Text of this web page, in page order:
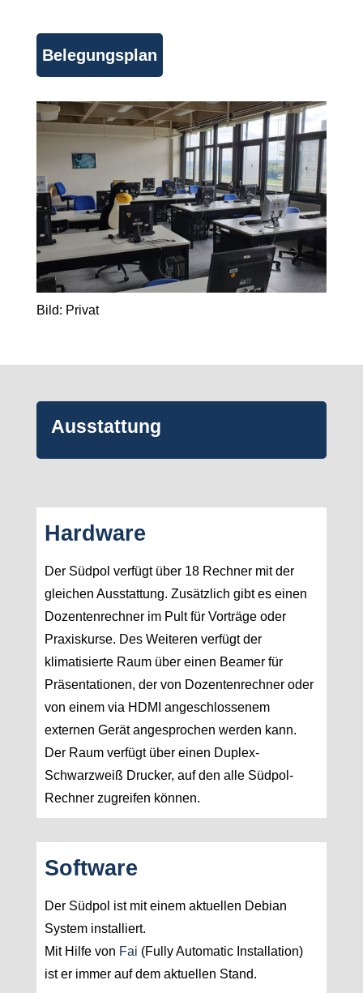
Belegungsplan
Bild: Privat
Ausstattung
Hardware
Der Südpol verfügt über 18 Rechner mit der
gleichen Ausstattung. Zusätzlich gibt es einen
Dozentenrechner im Pult für Vorträge oder
Praxiskurse. Des Weiteren verfügt der
klimatisierte Raum über einen Beamer für
Präsentationen, der von Dozentenrechner oder
von einem via HDMI angeschlossenem
externen Gerät angesprochen werden kann.
Der Raum verfügt über einen Duplex-
Schwarzweiß Drucker, auf den alle Südpol-
Rechner zugreifen können.
Software
Der Südpol ist mit einem aktuellen Debian
System installiert.
Mit Hilfe von Fai (Fully Automatic Installation)
ist er immer auf dem aktuellen Stand.